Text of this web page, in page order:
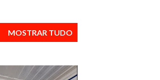
MOSTRAR TUDO